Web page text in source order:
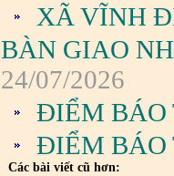
XÃ VĨNH
BÀN GIAO
24/07/2026
ĐIỂM BÁO
ĐIỂM BÁO
Các bài viết cũ hơn: